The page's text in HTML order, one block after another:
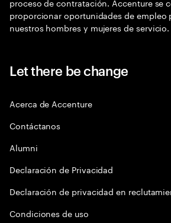
proporcionar oportunidades de empleo
nuestros hombres y mujeres de servicio.
Let there be change
Acerca de Accenture
Contáctanos
Alumni
Declaración de Privacidad
Declaración de privacidad en
Condiciones de uso